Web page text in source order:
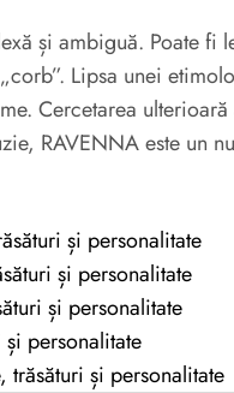
și ambiguă. Poate fi
Lipsa unei
Cercetarea
RAVENNA este un
și personalitate
și personalitate
și personalitate
personalitate
trăsături și personalitate